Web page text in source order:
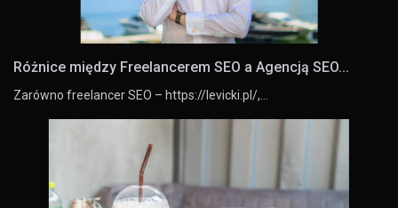
Różnice między Freelancerem SEO a Agencją SEO...
Zarówno freelancer SEO – https://levicki.pl/,…